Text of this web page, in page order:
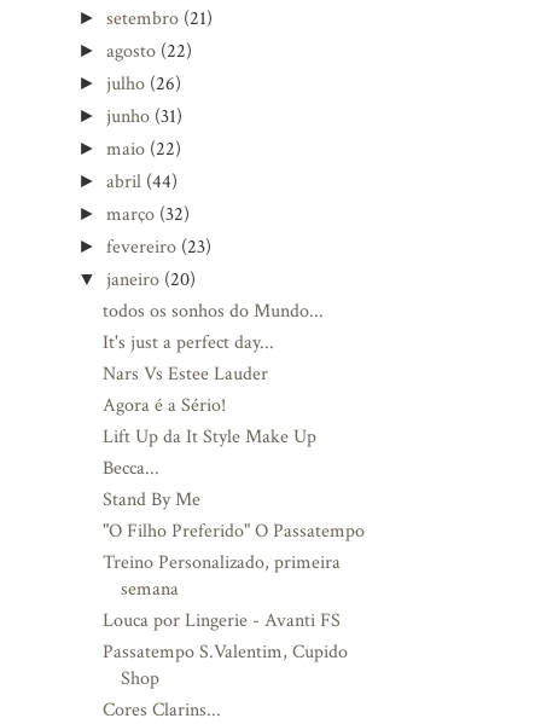
►setembro (21)
►agosto (22)
► julho (26)
► junho (31)
►maio (22)
►abril (44)
►março (32)
► fevereiro (23)
▼ janeiro (20)
todos os sonhos do Mundo...
It's just a perfect day...
Nars Vs Estee Lauder
Agora é a Sério!
Lift Up da It Style Make Up
Becca...
Stand By Me
"O Filho Preferido" O Passatempo
Treino Personalizado, primeira
semana
Louca por Lingerie - Avanti FS
Passatempo S.Valentim, Cupido
Shop
Cores Clarins...